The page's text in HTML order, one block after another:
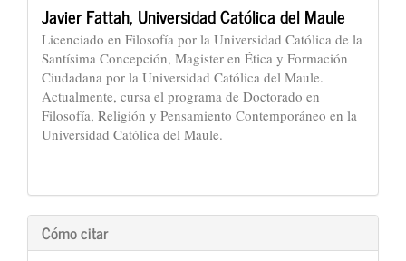
Javier Fattah, Universidad Católica del Maule
Licenciado en Filosofía por la Universidad Católica de la
Santísima Concepción, Magister en Ética y Formación
Ciudadana por la Universidad Católica del Maule.
Actualmente, cursa el programa de Doctorado en
Filosofía, Religión y Pensamiento Contemporáneo en la
Universidad Católica del Maule.
Cómo citar